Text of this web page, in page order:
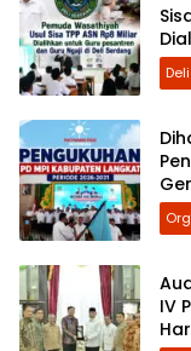
IV